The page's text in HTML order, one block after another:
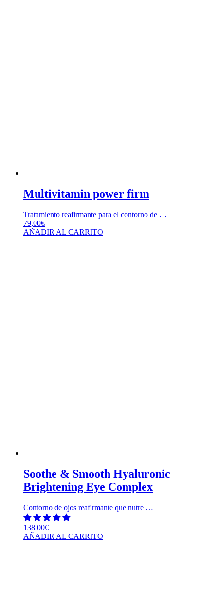
Multivitamin power firm
Tratamiento reafirmante para el contorno de …
79,00€
AÑADIR AL CARRITO
Soothe & Smooth Hyaluronic
Brightening Eye Complex
Contorno de ojos reafirmante que nutre …
138,00€
AÑADIR AL CARRITO